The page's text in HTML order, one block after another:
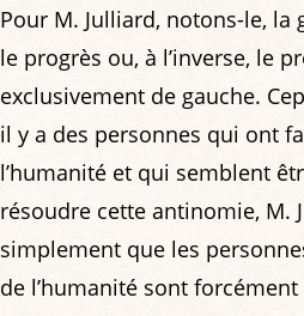
Pour M. Julliard, notons-le, la
le progrès ou, à l’inverse, le
exclusivement de gauche.
il y a des personnes qui ont
l’humanité et qui semblent
résoudre cette antinomie, M.
simplement que les
de l’humanité sont forcément